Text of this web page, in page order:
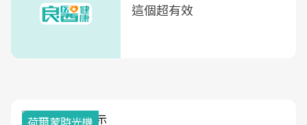
這個超有效
荷爾蒙時光機